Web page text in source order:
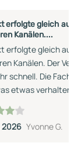
erfolgte gleich auf
Kanälen....
erfolgte gleich auf
Kanälen. Der
schnell. Die
etwas verhalten
keinen
- zu viel Auswahl
2026 Yvonne G.